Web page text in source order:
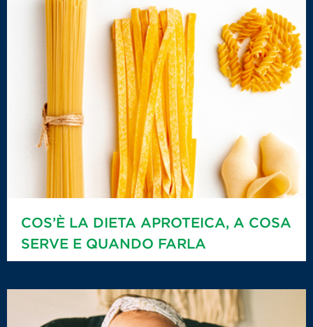
COS’È LA DIETA APROTEICA, A COSA
SERVE E QUANDO FARLA